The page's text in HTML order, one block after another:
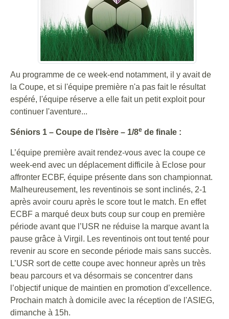
Au programme de ce week-end notamment, il y avait de
la Coupe, et si l'équipe première n'a pas fait le résultat
espéré, l'équipe réserve a elle fait un petit exploit pour
continuer l'aventure...
Séniors 1 – Coupe de l’Isère – 1/8e de finale :
L’équipe première avait rendez-vous avec la coupe ce
week-end avec un déplacement difficile à Eclose pour
affronter ECBF, équipe présente dans son championnat.
Malheureusement, les reventinois se sont inclinés, 2-1
après avoir couru après le score tout le match. En effet
ECBF a marqué deux buts coup sur coup en première
période avant que l’USR ne réduise la marque avant la
pause grâce à Virgil. Les reventinois ont tout tenté pour
revenir au score en seconde période mais sans succès.
L’USR sort de cette coupe avec honneur après un très
beau parcours et va désormais se concentrer dans
l’objectif unique de maintien en promotion d’excellence.
Prochain match à domicile avec la réception de l'ASIEG,
dimanche à 15h.